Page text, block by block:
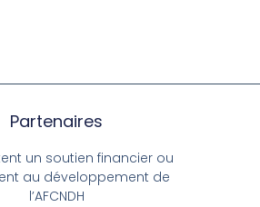
Partenaires
un soutien financier ou
au développement de
l’AFCNDH